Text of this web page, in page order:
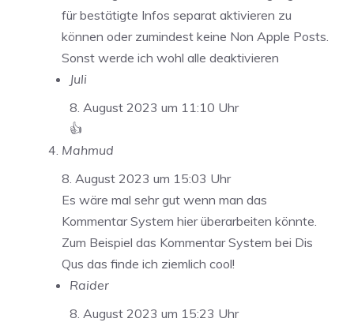
für bestätigte Infos separat aktivieren zu
können oder zumindest keine Non Apple Posts.
Sonst werde ich wohl alle deaktivieren
Juli
8. August 2023 um 11:10 Uhr
👍
Mahmud
8. August 2023 um 15:03 Uhr
Es wäre mal sehr gut wenn man das
Kommentar System hier überarbeiten könnte.
Zum Beispiel das Kommentar System bei Dis
Qus das finde ich ziemlich cool!
Raider
8. August 2023 um 15:23 Uhr